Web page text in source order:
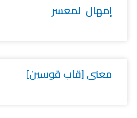
إمهال المعسر
معنى [قاب قوسين]